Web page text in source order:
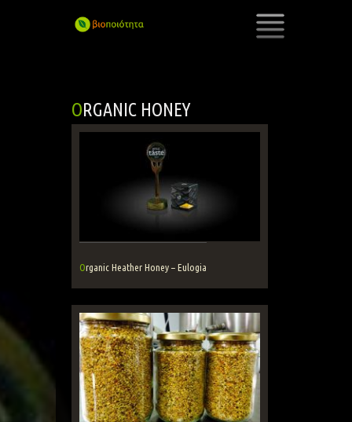
ORGANIC HONEY
Organic Heather Honey – Eulogia